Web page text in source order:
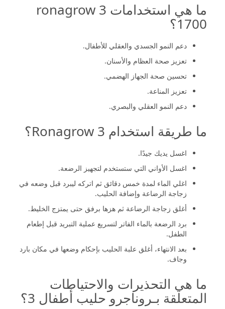
ما هي استخدامات ronagrow 3
1700؟
دعم النمو الجسدي والعقلي للأطفال.
تعزيز صحة العظام والأسنان.
تحسين صحة الجهاز الهضمي.
تعزيز المناعة.
دعم النمو العقلي والبصري.
ما طريقة استخدام Ronagrow 3؟
اغسل يديك جيدًا.
اغسل الأواني التي ستستخدم لتجهيز الرضعة.
اغلي الماء لمدة خمس دقائق ثم اتركه ليبرد قبل وضعه في
زجاجة الرضاعة وإضافة الحليب.
أغلق زجاجة الرضاعة ثم هزها برفق حتى يمتزج الخليط.
برد الرضعة بالماء الفاتر لتسريع عملية التبريد قبل إطعام
الطفل.
بعد الانتهاء، أغلق علبة الحليب بإحكام وضعها في مكان بارد
وجاف.
ما هي التحذيرات والاحتياطات
المتعلقة بـروناجرو حليب أطفال 3؟